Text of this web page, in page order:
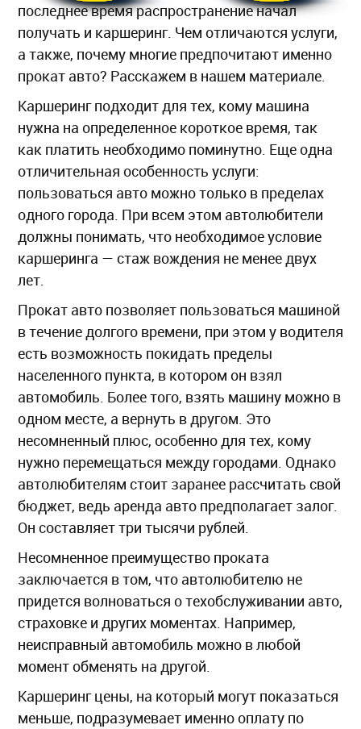
последнее время распространение начал
получать и каршеринг. Чем отличаются услуги,
а также, почему многие предпочитают именно
прокат авто? Расскажем в нашем материале.
Каршеринг подходит для тех, кому машина
нужна на определенное короткое время, так
как платить необходимо поминутно. Еще одна
отличительная особенность услуги:
пользоваться авто можно только в пределах
одного города. При всем этом автолюбители
должны понимать, что необходимое условие
каршеринга — стаж вождения не менее двух
лет.
Прокат авто позволяет пользоваться машиной
в течение долгого времени, при этом у водителя
есть возможность покидать пределы
населенного пункта, в котором он взял
автомобиль. Более того, взять машину можно в
одном месте, а вернуть в другом. Это
несомненный плюс, особенно для тех, кому
нужно перемещаться между городами. Однако
автолюбителям стоит заранее рассчитать свой
бюджет, ведь аренда авто предполагает залог.
Он составляет три тысячи рублей.
Несомненное преимущество проката
заключается в том, что автолюбителю не
придется волноваться о техобслуживании авто,
страховке и других моментах. Например,
неисправный автомобиль можно в любой
момент обменять на другой.
Каршеринг цены, на который могут показаться
меньше, подразумевает именно оплату по